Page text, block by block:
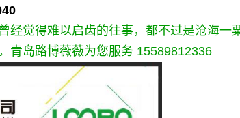
经觉得难以启齿的往事，都不过是沧海
青岛路博薇薇为您服务 15589812336